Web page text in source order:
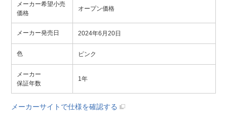
メーカー希望小売
価格
オープン価格
メーカー発売日 2024年6月20日
色 ピンク
メーカー
保証年数
1年
メーカーサイトで仕様を確認する